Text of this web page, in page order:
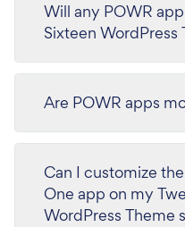
Will any POWR
Sixteen
Are POWR apps
Can I customize
One app on my
WordPress Theme